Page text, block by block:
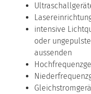
intensive
oder
aussenden